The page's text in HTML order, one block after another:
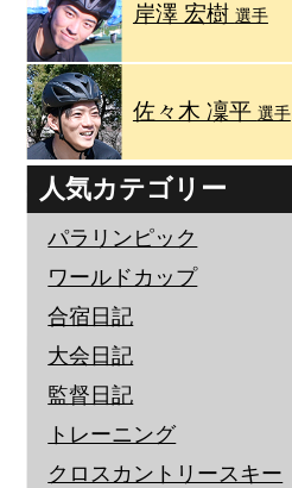
岸澤 宏樹 選手
佐々木 凜平 選手
人気カテゴリー
パラリンピック
ワールドカップ
合宿日記
大会日記
監督日記
トレーニング
クロスカントリースキー